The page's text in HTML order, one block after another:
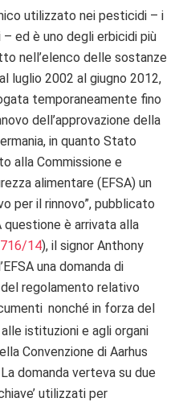
utilizzato nei pesticidi – i
ed è uno degli erbicidi più
nell’elenco delle sostanze
luglio 2002 al giugno 2012,
temporaneamente fino
dell’approvazione della
in quanto Stato
alla Commissione e
alimentare (EFSA) un
per il rinnovo”, pubblicato
questione è arrivata alla
14), il signor Anthony
una domanda di
regolamento relativo
nonché in forza del
istituzioni e agli organi
Convenzione di Aarhus
domanda verteva su due
utilizzati per